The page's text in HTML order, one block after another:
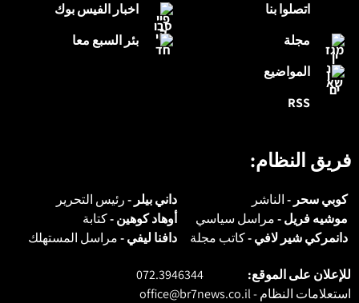
اخبار الفيس بوك
بئر السبع معا
اتصلوا بنا
مجلة
المواضيع
RSS
فريق النظام:
كوبي سحر -الناشر داني بيلر -رئيس التحرير
موشيه فريل -مراسل سياسي أوهاد كوهين -كتابة
دانمركي شير لافي -كاتب مجلة دافنا ليفي -مراسل المستهلك
للإعلان على الموقع:
072.3946344
استعلامات النظام -office@br7news.co.il